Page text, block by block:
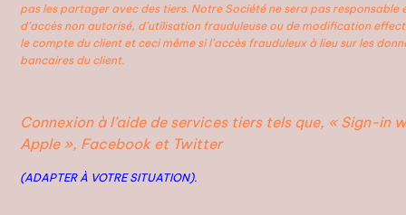
pas les partager avec des tiers. Notre Société ne sera pas responsable
d’accès non autorisé, d’utilisation frauduleuse ou de modification
le compte du client et ceci même si l’accès frauduleux à lieu sur les
bancaires du client.
Connexion à l’aide de services tiers tels que, « Sign-in
Apple », Facebook et Twitter
(ADAPTER À VOTRE SITUATION).